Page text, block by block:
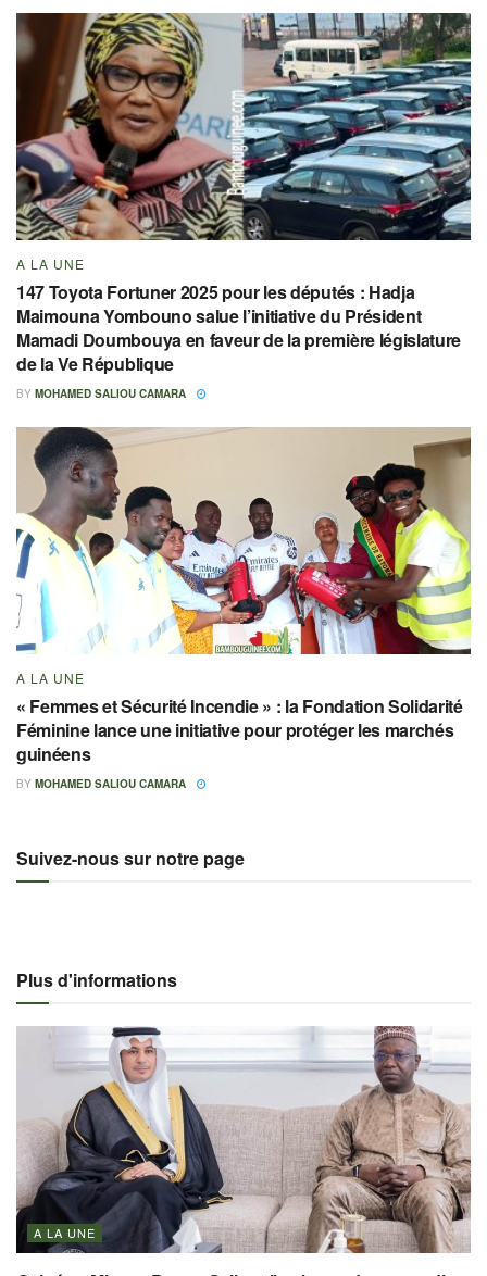
A LA UNE
147 Toyota Fortuner 2025 pour les députés : Hadja
Maimouna Yombouno salue l’initiative du Président
Mamadi Doumbouya en faveur de la première législature
de la Ve République
BY MOHAMED SALIOU CAMARA
A LA UNE
« Femmes et Sécurité Incendie » : la Fondation Solidarité
Féminine lance une initiative pour protéger les marchés
guinéens
BY MOHAMED SALIOU CAMARA
Suivez-nous sur notre page
Plus d'informations
A LA UNE